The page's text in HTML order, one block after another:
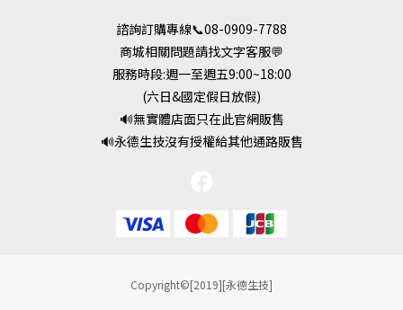
諮詢訂購專線📞08-0909-7788
商城相關問題請找文字客服💬
服務時段:週一至週五9:00~18:00
(六日&國定假日放假)
🔊無實體店面只在此官網販售
🔊永德生技沒有授權給其他通路販售
Copyright©[2019][永德生技]